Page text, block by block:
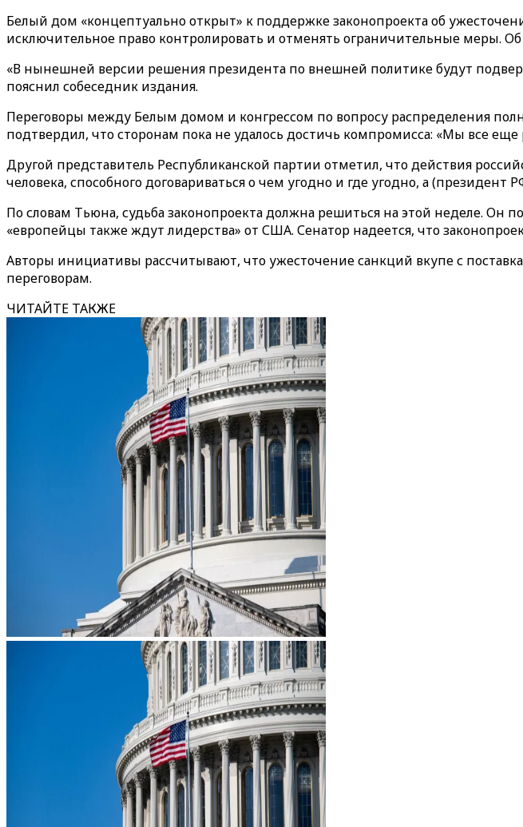
Белый дом «концептуально открыт» к поддержке законопроекта об
исключительное право контролировать и отменять ограничительные меры.
«В нынешней версии решения президента по внешней политике будут
пояснил собеседник издания.
Переговоры между Белым домом и конгрессом по вопросу распределения
подтвердил, что сторонам пока не удалось достичь компромисса: «Мы все еще
Другой представитель Республиканской партии отметил, что действия
человека, способного договариваться о чем угодно и где угодно, а
По словам Тьюна, судьба законопроекта должна решиться на этой неделе. Он
«европейцы также ждут лидерства» от США. Сенатор надеется, что
Авторы инициативы рассчитывают, что ужесточение санкций вкупе с
переговорам.
ЧИТАЙТЕ ТАКЖЕ